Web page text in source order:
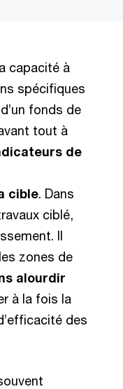
capacité à
spécifiques
fonds de
tout à
de
cible. Dans
ciblé,
Il
zones de
alourdir
à la fois la
des